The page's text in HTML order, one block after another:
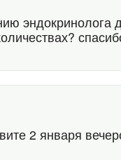
2 января